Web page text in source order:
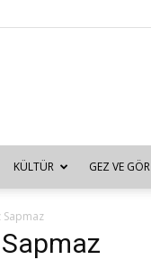
KÜLTÜR GEZ VE GÖR
Sapmaz